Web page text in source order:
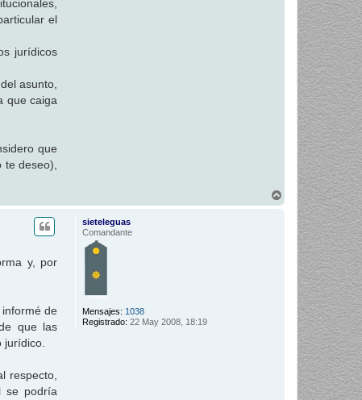
el
jurídicos
asunto,
que caiga
que
deseo),
sieteleguas
Comandante
Mensajes: 1038
Registrado: 22 May 2008, 18:19
y, por
de
que las
jurídico.
respecto,
se podría